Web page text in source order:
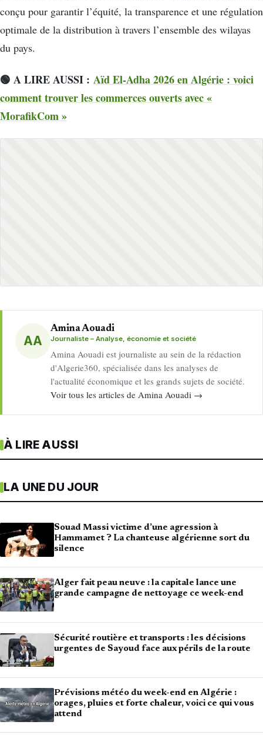
conçu pour garantir l’équité, la transparence et une régulation
optimale de la distribution à travers l’ensemble des wilayas
du pays.
🟢 A LIRE AUSSI : Aïd El-Adha 2026 en Algérie : voici
comment trouver les commerces ouverts avec «
MorafikCom »
AA
Amina Aouadi
Journaliste – Analyse, économie et société
Amina Aouadi est journaliste au sein de la rédaction
d'Algerie360, spécialisée dans les analyses de
l'actualité économique et les grands sujets de société.
Voir tous les articles de Amina Aouadi →
À LIRE AUSSI
LA UNE DU JOUR
Souad Massi victime d’une agression à
Hammamet ? La chanteuse algérienne sort du
silence
Alger fait peau neuve : la capitale lance une
grande campagne de nettoyage ce week-end
Sécurité routière et transports : les décisions
urgentes de Sayoud face aux périls de la route
Prévisions météo du week-end en Algérie :
orages, pluies et forte chaleur, voici ce qui vous
attend